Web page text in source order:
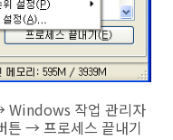
Windows 작업 관리자
→ 프로세스 끝내기